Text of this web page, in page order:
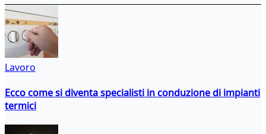
Lavoro
Ecco come si diventa specialisti in conduzione di impianti
termici